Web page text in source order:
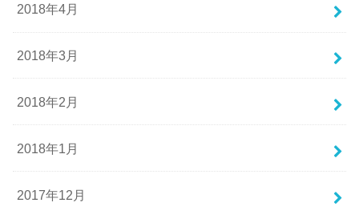
2018年4月
2018年3月
2018年2月
2018年1月
2017年12月